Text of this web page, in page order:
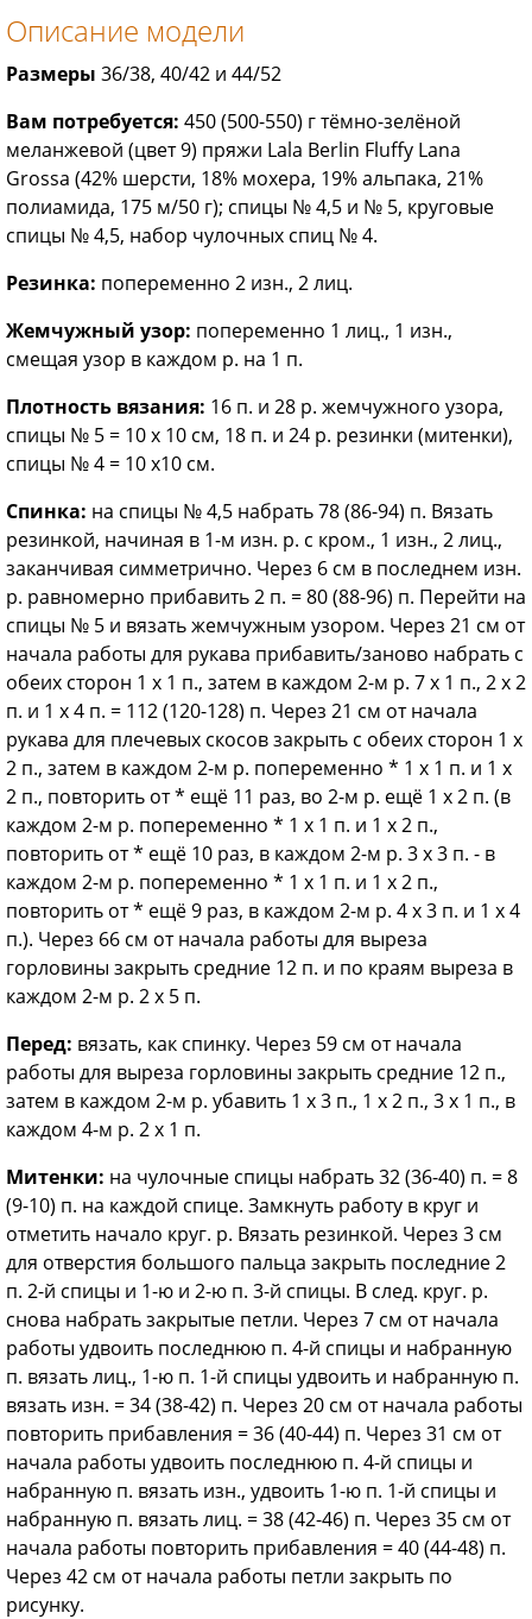
Описание модели
Размеры 36/38, 40/42 и 44/52
Вам потребуется: 450 (500-550) г тёмно-зелёной
меланжевой (цвет 9) пряжи Lala Berlin Fluffy Lana
Grossa (42% шерсти, 18% мохера, 19% альпака, 21%
полиамида, 175 м/50 г); спицы № 4,5 и № 5, круговые
спицы № 4,5, набор чулочных спиц № 4.
Резинка: попеременно 2 изн., 2 лиц.
Жемчужный узор: попеременно 1 лиц., 1 изн.,
смещая узор в каждом р. на 1 п.
Плотность вязания: 16 п. и 28 р. жемчужного узора,
спицы № 5 = 10 х 10 см, 18 п. и 24 р. резинки (митенки),
спицы № 4 = 10 x10 см.
Спинка: на спицы № 4,5 набрать 78 (86-94) п. Вязать
резинкой, начиная в 1-м изн. р. с кром., 1 изн., 2 лиц.,
заканчивая симметрично. Через 6 см в последнем изн.
р. равномерно прибавить 2 п. = 80 (88-96) п. Перейти на
спицы № 5 и вязать жемчужным узором. Через 21 см от
начала работы для рукава прибавить/заново набрать с
обеих сторон 1 х 1 п., затем в каждом 2-м р. 7 х 1 п., 2 х 2
п. и 1 х 4 п. = 112 (120-128) п. Через 21 см от начала
рукава для плечевых скосов закрыть с обеих сторон 1 х
2 п., затем в каждом 2-м р. попеременно * 1 х 1 п. и 1 х
2 п., повторить от * ещё 11 раз, во 2-м р. ещё 1 х 2 п. (в
каждом 2-м р. попеременно * 1 х 1 п. и 1 х 2 п.,
повторить от * ещё 10 раз, в каждом 2-м р. 3 х 3 п. - в
каждом 2-м р. попеременно * 1 х 1 п. и 1 х 2 п.,
повторить от * ещё 9 раз, в каждом 2-м р. 4 х 3 п. и 1 х 4
п.). Через 66 см от начала работы для выреза
горловины закрыть средние 12 п. и по краям выреза в
каждом 2-м р. 2 х 5 п.
Перед: вязать, как спинку. Через 59 см от начала
работы для выреза горловины закрыть средние 12 п.,
затем в каждом 2-м р. убавить 1 х 3 п., 1 х 2 п., 3 х 1 п., в
каждом 4-м р. 2 х 1 п.
Митенки: на чулочные спицы набрать 32 (36-40) п. = 8
(9-10) п. на каждой спице. Замкнуть работу в круг и
отметить начало круг. р. Вязать резинкой. Через 3 см
для отверстия большого пальца закрыть последние 2
п. 2-й спицы и 1-ю и 2-ю п. 3-й спицы. В след. круг. р.
снова набрать закрытые петли. Через 7 см от начала
работы удвоить последнюю п. 4-й спицы и набранную
п. вязать лиц., 1-ю п. 1-й спицы удвоить и набранную п.
вязать изн. = 34 (38-42) п. Через 20 см от начала работы
повторить прибавления = 36 (40-44) п. Через 31 см от
начала работы удвоить последнюю п. 4-й спицы и
набранную п. вязать изн., удвоить 1-ю п. 1-й спицы и
набранную п. вязать лиц. = 38 (42-46) п. Через 35 см от
начала работы повторить прибавления = 40 (44-48) п.
Через 42 см от начала работы петли закрыть по
рисунку.